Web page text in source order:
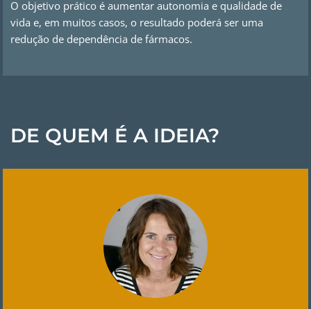
O objetivo prático é aumentar autonomia e qualidade de
vida e, em muitos casos, o resultado poderá ser uma
redução de dependência de fármacos.
DE QUEM É A IDEIA?